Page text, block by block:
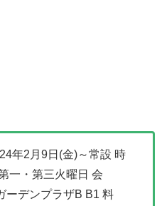
年2月9日(金)～常設 時
一・第三火曜日 会
デンプラザB B1 料